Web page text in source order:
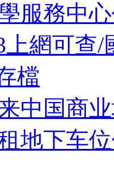
服務中
上網可
檔
中国商
地下车